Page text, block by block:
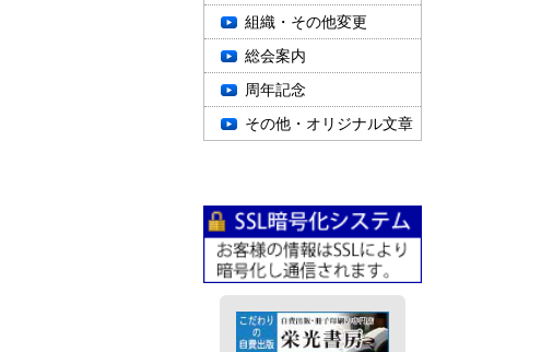
組織・その他変更
総会案内
周年記念
その他・オリジナル文章